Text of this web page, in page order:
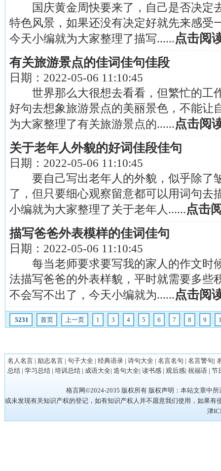
国庆黄金周快要来了，自己是否决定
特色风景，如果还没有决定好就先来感受
今天小编就为大家整理了描写......点击阅
有关旅游景点的佳词佳句佳段
日期： 2022-05-06 11:10:45
世界那么大很想去看看，但繁忙的工
好句去想象旅游景点的美丽景色，不能让
为大家整理了有关旅游景点的......点击阅
关于老年人外貌的好词佳段佳句
日期： 2022-05-06 11:10:45
要自己写出老年人的外貌，似乎除了
了，但只要细心观察留意都可以用词句去
小编就为大家整理了关于老年人......点击
描写爸爸外表模样的佳词佳句
日期： 2022-05-06 11:10:45
每当老师要求要写我的家人的作文时
法描写爸爸的外表样貌，平时就需要多些
不会写不出了，今天小编就为......点击阅
5231 首页 上一页 1 3 4 5 6 7 8 9
名人名言| 励志名言| 句子大全| 经典语录| 诗句大全| 名言名句 | 名言警句|
总结| 学习总结| 培训总结| 成语大全| 造句大全| 读书感| 观后感| 祝福语| 节
格言网©2024-2035 版权所有 版权声明：本站文章中
或未发现有关知识产权的登记，如有知识产权人并不愿意我们使用，如果有
津